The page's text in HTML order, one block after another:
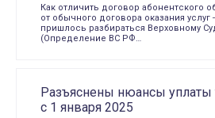
Как отличить договор абонентского
от обычного договора оказания услуг
пришлось разбираться Верховному
(Определение ВС РФ…
Разъяснены нюансы уплаты
с 1 января 2025